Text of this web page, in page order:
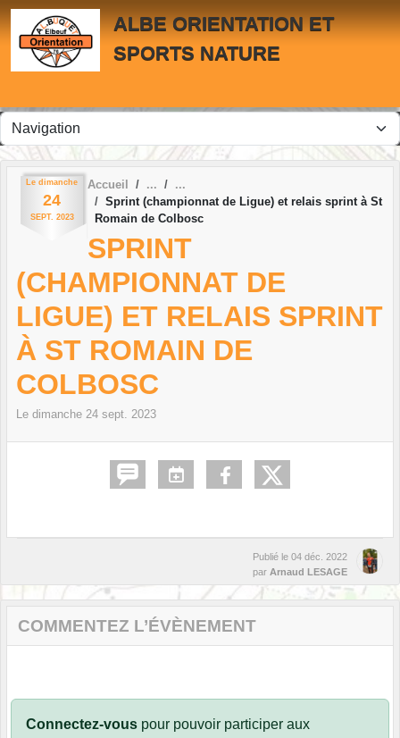
ALBE ORIENTATION ET
SPORTS NATURE
Le dimanche
24
SEPT. 2023
Accueil
Sprint (championnat de Ligue) et relais sprint à St
Romain de Colbosc
SPRINT
(CHAMPIONNAT DE
LIGUE) ET RELAIS SPRINT
À ST ROMAIN DE
COLBOSC
Le dimanche 24 sept. 2023
Publié le 04 déc. 2022
par Arnaud LESAGE
COMMENTEZ L’ÉVÈNEMENT
Connectez-vous pour pouvoir participer aux
Panneau de gestion des cookies